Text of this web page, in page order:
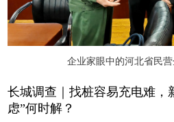
企业家眼中的河北省民
长城调查｜找桩容易充电难，
虑”何时解？